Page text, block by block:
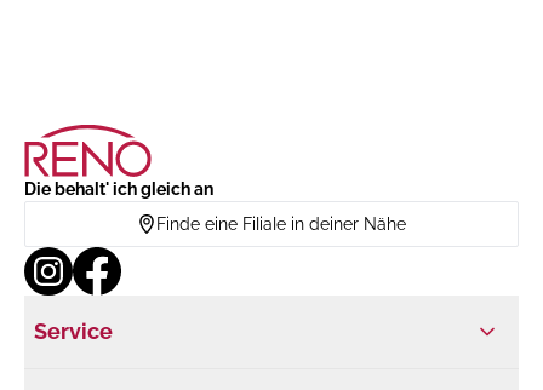
Die behalt' ich gleich an
Finde eine Filiale in deiner Nähe
Service